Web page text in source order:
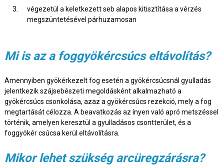
végezetül a keletkezett seb alapos kitisztítása a vérzés
megszüntetésével párhuzamosan
Mi is az a foggyökércsúcs eltávolítás?
Amennyiben gyökérkezelt fog esetén a gyökércsúcsnál gyulladás
jelentkezik szájsebészeti megoldásként alkalmazható a
gyökércsúcs csonkolása, azaz a gyökércsúcs rezekció, mely a fog
megtartását célozza. A beavatkozás az ínyen való apró metszéssel
történik, amelyen keresztül a gyulladásos csontterület, és a
foggyökér csúcsa kerül eltávolításra.
Mikor lehet szükség arcüregzárásra?